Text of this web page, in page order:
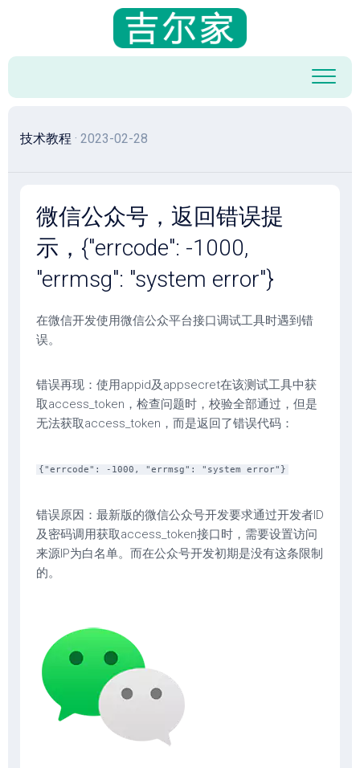
容
技术教程 · 2023-02-28
微信公众号，返回错误提
示，{"errcode": -1000,
"errmsg": "system error"}
在微信开发使用微信公众平台接口调试工具时遇到错
误。
错误再现：使用appid及appsecret在该测试工具中获
取access_token，检查问题时，校验全部通过，但是
无法获取access_token，而是返回了错误代码：
{"errcode": -1000, "errmsg": "system error"}
错误原因：最新版的微信公众号开发要求通过开发者ID
及密码调用获取access_token接口时，需要设置访问
来源IP为白名单。而在公众号开发初期是没有这条限制
的。